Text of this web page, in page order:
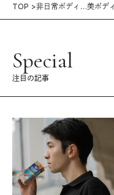
TOP 非日常ボディ…美ボデ
Special
注目の記事